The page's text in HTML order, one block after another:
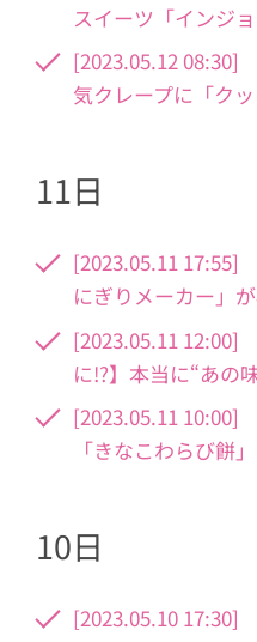
スイーツ「インジ
[2023.05.12 08:30]
気クレープに「ク
11日
[2023.05.11 17:55]
にぎりメーカー」
[2023.05.11 12:00]
に!?】本当に“あの
[2023.05.11 10:00]
「きなこわらび餅
10日
[2023.05.10 17:30]